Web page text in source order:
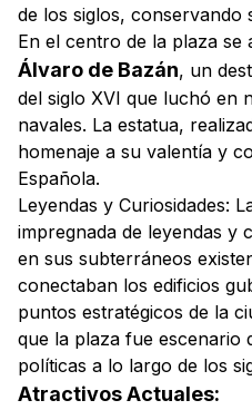
de los siglos, conservando
En el centro de la plaza se
Álvaro de Bazán, un
del siglo XVI que luchó en
navales. La estatua,
homenaje a su valentía y
Española.
Leyendas y Curiosidades:
impregnada de leyendas y
en sus subterráneos
conectaban los edificios
puntos estratégicos de la
que la plaza fue escenario
políticas a lo largo de los
Atractivos Actuales: